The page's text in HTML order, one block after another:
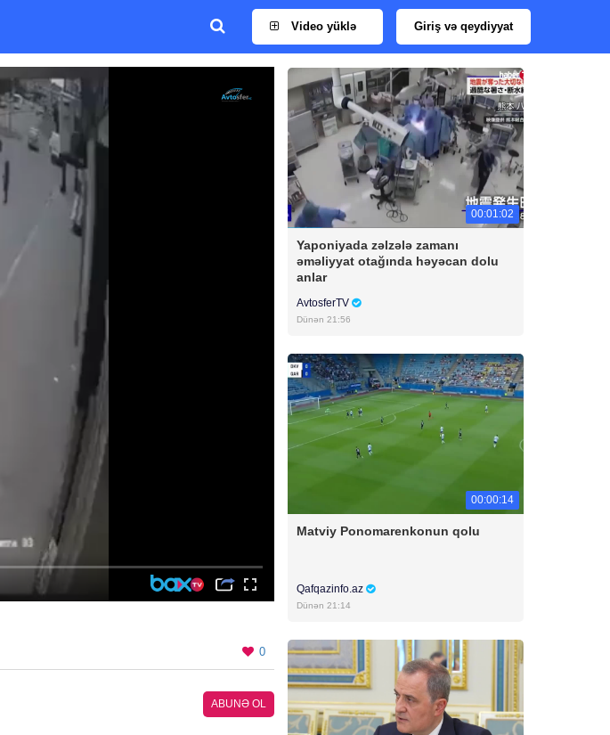
Video yüklə Giriş və qeydiyyat
0
ABUNƏ OL
00:01:02
Yaponiyada zəlzələ zamanı
əməliyyat otağında həyəcan dolu
anlar
AvtosferTV
Dünən 21:56
00:00:14
Matviy Ponomarenkonun qolu
Qafqazinfo.az
Dünən 21:14